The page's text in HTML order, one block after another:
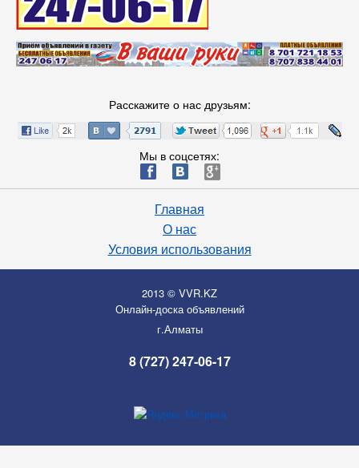
Расскажите о нас друзьям:
Мы в соцсетях:
ä æ è
Главная
О нас
Условия использования
2013 © VVR.KZ
Онлайн-доска объявлений
г.Алматы
8 (727) 247-06-17